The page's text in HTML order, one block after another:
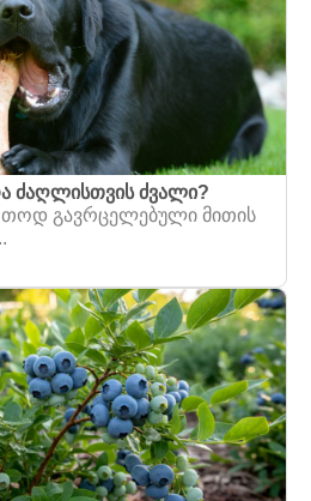
ძაღლისთვის ძვალი?
გავრცელებული მითის